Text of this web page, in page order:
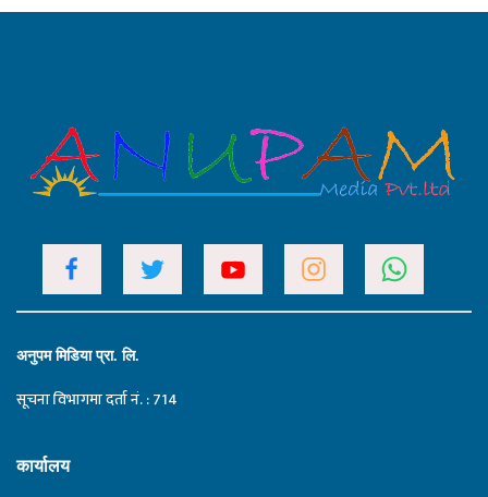
अनुपम मिडिया प्रा. लि.
सूचना विभागमा दर्ता नं. : 714
कार्यालय